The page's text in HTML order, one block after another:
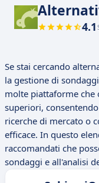
4.1
Se stai cercando
la gestione di
molte piattaforme
superiori,
ricerche di mercato o
efficace. In questo
raccomandati che
sondaggi e all'analisi